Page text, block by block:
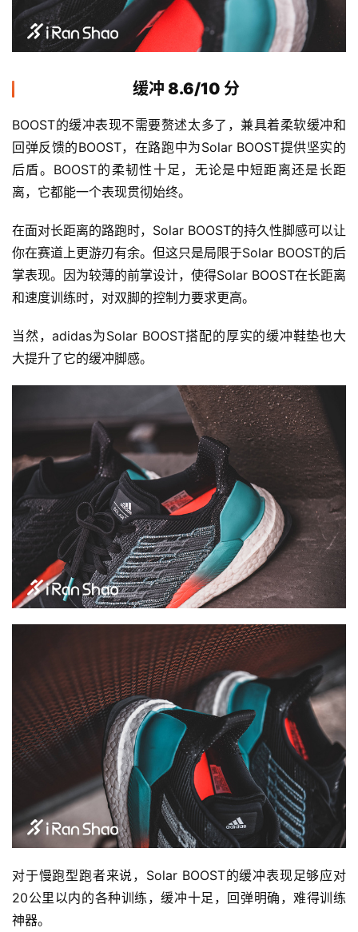
缓冲 8.6/10 分
BOOST的缓冲表现不需要赘述太多了，兼具着柔软缓冲和
回弹反馈的BOOST，在路跑中为Solar BOOST提供坚实的
后盾。BOOST的柔韧性十足，无论是中短距离还是长距
离，它都能一个表现贯彻始终。
在面对长距离的路跑时，Solar BOOST的持久性脚感可以让
你在赛道上更游刃有余。但这只是局限于Solar BOOST的后
掌表现。因为较薄的前掌设计，使得Solar BOOST在长距离
和速度训练时，对双脚的控制力要求更高。
当然，adidas为Solar BOOST搭配的厚实的缓冲鞋垫也大
大提升了它的缓冲脚感。
对于慢跑型跑者来说，Solar BOOST的缓冲表现足够应对
20公里以内的各种训练，缓冲十足，回弹明确，难得训练
神器。